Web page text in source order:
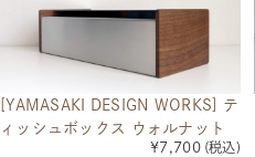
[YAMASAKI DESIGN WORKS] テ
ィッシュボックス ウォルナット
¥7,700 (税込)